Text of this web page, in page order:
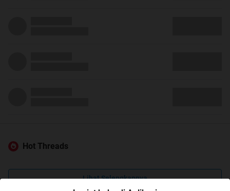
Hot Threads
Lihat Selengkapnya